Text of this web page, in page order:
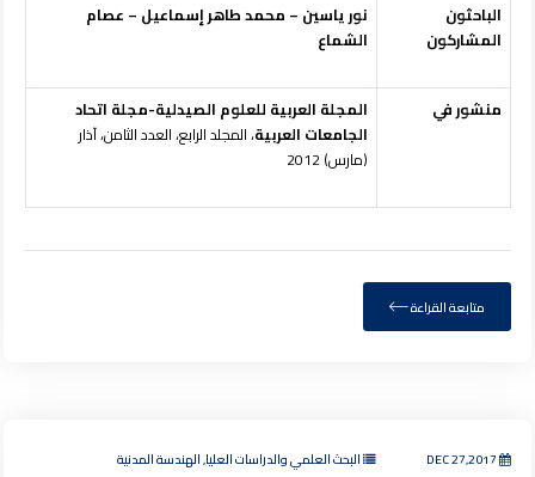
الباحثون
المشاركون
نور ياسين – محمد طاهر إسماعيل – عصام
الشماع
منشور في
المجلة العربية للعلوم الصيدلية-مجلة اتحاد
الجامعات العربية، المجلد الرابع، العدد الثامن، آذار
(مارس) 2012
متابعة القراءة
البحث العلمي والدراسات العليا, الهندسة المدنية